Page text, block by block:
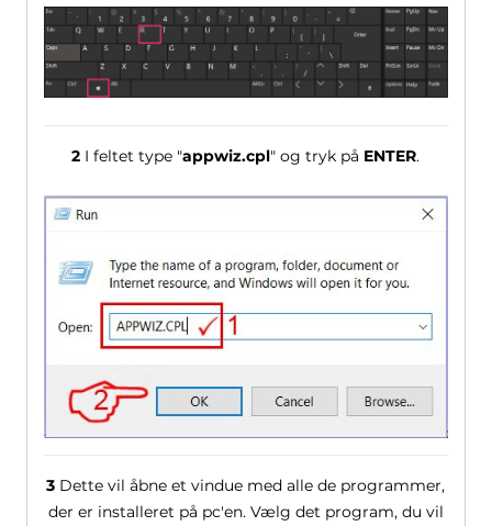
2 I feltet type "appwiz.cpl" og tryk på ENTER.
3 Dette vil åbne et vindue med alle de programmer,
der er installeret på pc'en. Vælg det program, du vil